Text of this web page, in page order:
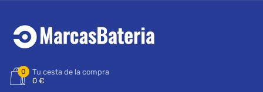
0
Tu cesta de la compra
0 €